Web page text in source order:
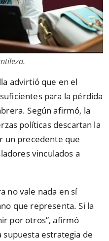
advirtió que en el
para la pérdida
Según afirmó, la
políticas descartan la
un precedente que
vinculados a
no vale nada en sí
que representa. Si la
por otros”, afirmó
estrategia de